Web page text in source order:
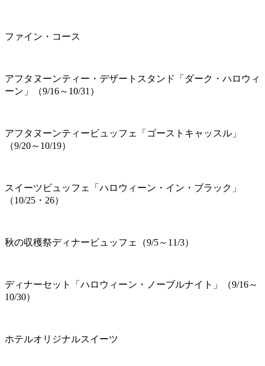
ファイン・コース
アフタヌーンティー・デザートスタンド「ダーク・ハロウィ
ーン」（9/16～10/31）
アフタヌーンティービュッフェ「ゴーストキャッスル」
（9/20～10/19）
スイーツビュッフェ「ハロウィーン・イン・ブラック」
（10/25・26）
秋の収穫祭ディナービュッフェ（9/5～11/3）
ディナーセット「ハロウィーン・ノーブルナイト」（9/16～
10/30）
ホテルオリジナルスイーツ